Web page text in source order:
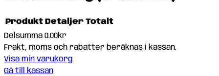
Produkter
i
Produkt Detaljer Totalt
Delsumma 0.00kr
Frakt, moms och rabatter beräknas i kassan.
Visa min varukorg
Gå till kassan